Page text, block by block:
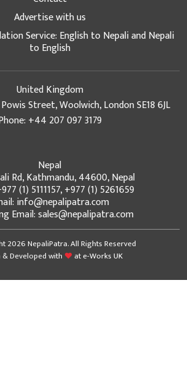
Advertise with us
Service: English to Nepali and Nepali
to English
United Kingdom
Street, Woolwich, London SE18 6JL
+44 207 097 3179
Nepal
Rd, Kathmandu, 44600, Nepal
(1) 5111157, +977 (1) 5261659
info@nepalipatra.com
Email: sales@nepalipatra.com
2026 NepaliPatra. All Rights Reserved
Developed with
ate-Works UK